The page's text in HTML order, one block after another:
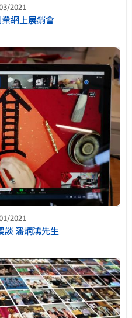
2021
網上展銷會
2021
談 潘炳鴻先生